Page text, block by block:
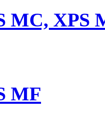
MC, XPS
MF